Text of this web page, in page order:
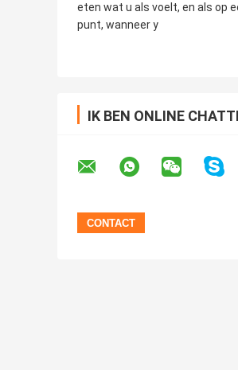
eten wat u als voelt, en als op
punt, wanneer y
IK BEN ONLINE